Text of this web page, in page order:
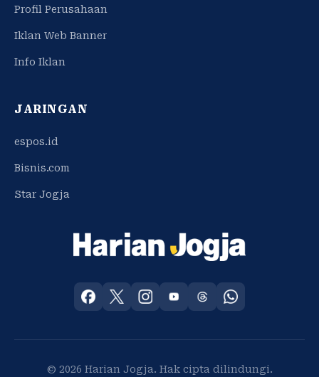
Profil Perusahaan
Iklan Web Banner
Info Iklan
JARINGAN
espos.id
Bisnis.com
Star Jogja
© 2026 Harian Jogja. Hak cipta dilindungi.